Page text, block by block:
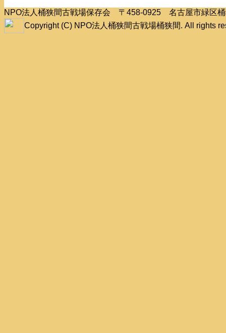
NPO法人桶狭間古戦場保存会 〒458-0925 名古屋市緑区
Copyright (C) NPO法人桶狭間古戦場桶狭間. All rights